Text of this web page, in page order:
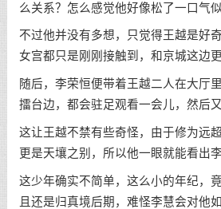
么关系？怎么感觉他好像松了一口气似
不过他并没有多想，只觉得王越是好
女宫都只是刚刚接触到，和京城这边
随后，李荣恒便带着王越二人在大厅
擂台边，都会驻足观看一会儿，然后
这让王越不禁有些奇怪，由于修为远
更是天壤之别，所以他一眼就能看出
这少年确实不简单，这么小的年纪，
且还是归真境后期，难怪李慧会对他如